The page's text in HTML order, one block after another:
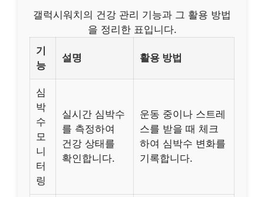
갤럭시워치의 건강 관리 기능과 그 활용 방법
을 정리한 표입니다.
기
능
설명 활용 방법
심
박
수
모
니
터
링
실시간 심박수
를 측정하여
건강 상태를
확인합니다.
운동 중이나 스트레
스를 받을 때 체크
하여 심박수 변화를
기록합니다.